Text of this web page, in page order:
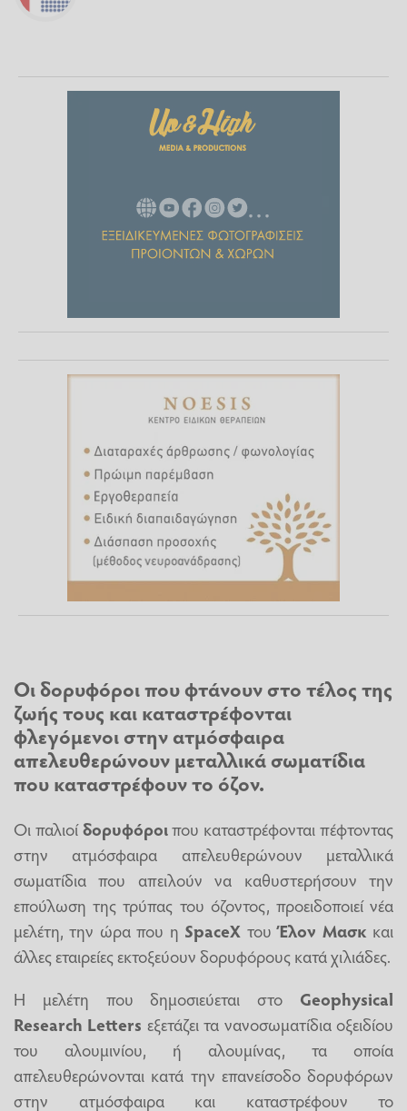
Οι δορυφόροι που φτάνουν στο τέλος της
ζωής τους και καταστρέφονται
φλεγόμενοι στην ατμόσφαιρα
απελευθερώνουν μεταλλικά σωματίδια
που καταστρέφουν το όζον.
Οι παλιοίδορυφόροιπου καταστρέφονται πέφτοντας
στην ατμόσφαιρα απελευθερώνουν μεταλλικά
σωματίδια που απειλούν να καθυστερήσουν την
επούλωση της τρύπας του όζοντος, προειδοποιεί νέα
μελέτη, την ώρα που η SpaceX τουΈλον Μασκ και
άλλες εταιρείες εκτοξεύουν δορυφόρους κατά χιλιάδες.
Η μελέτη που δημοσιεύεται στο Geophysical
Research Letters εξετάζει τα νανοσωματίδια οξειδίου
του αλουμινίου, ή αλουμίνας, τα οποία
απελευθερώνονται κατά την επανείσοδο δορυφόρων
στην ατμόσφαιρα και καταστρέφουν το